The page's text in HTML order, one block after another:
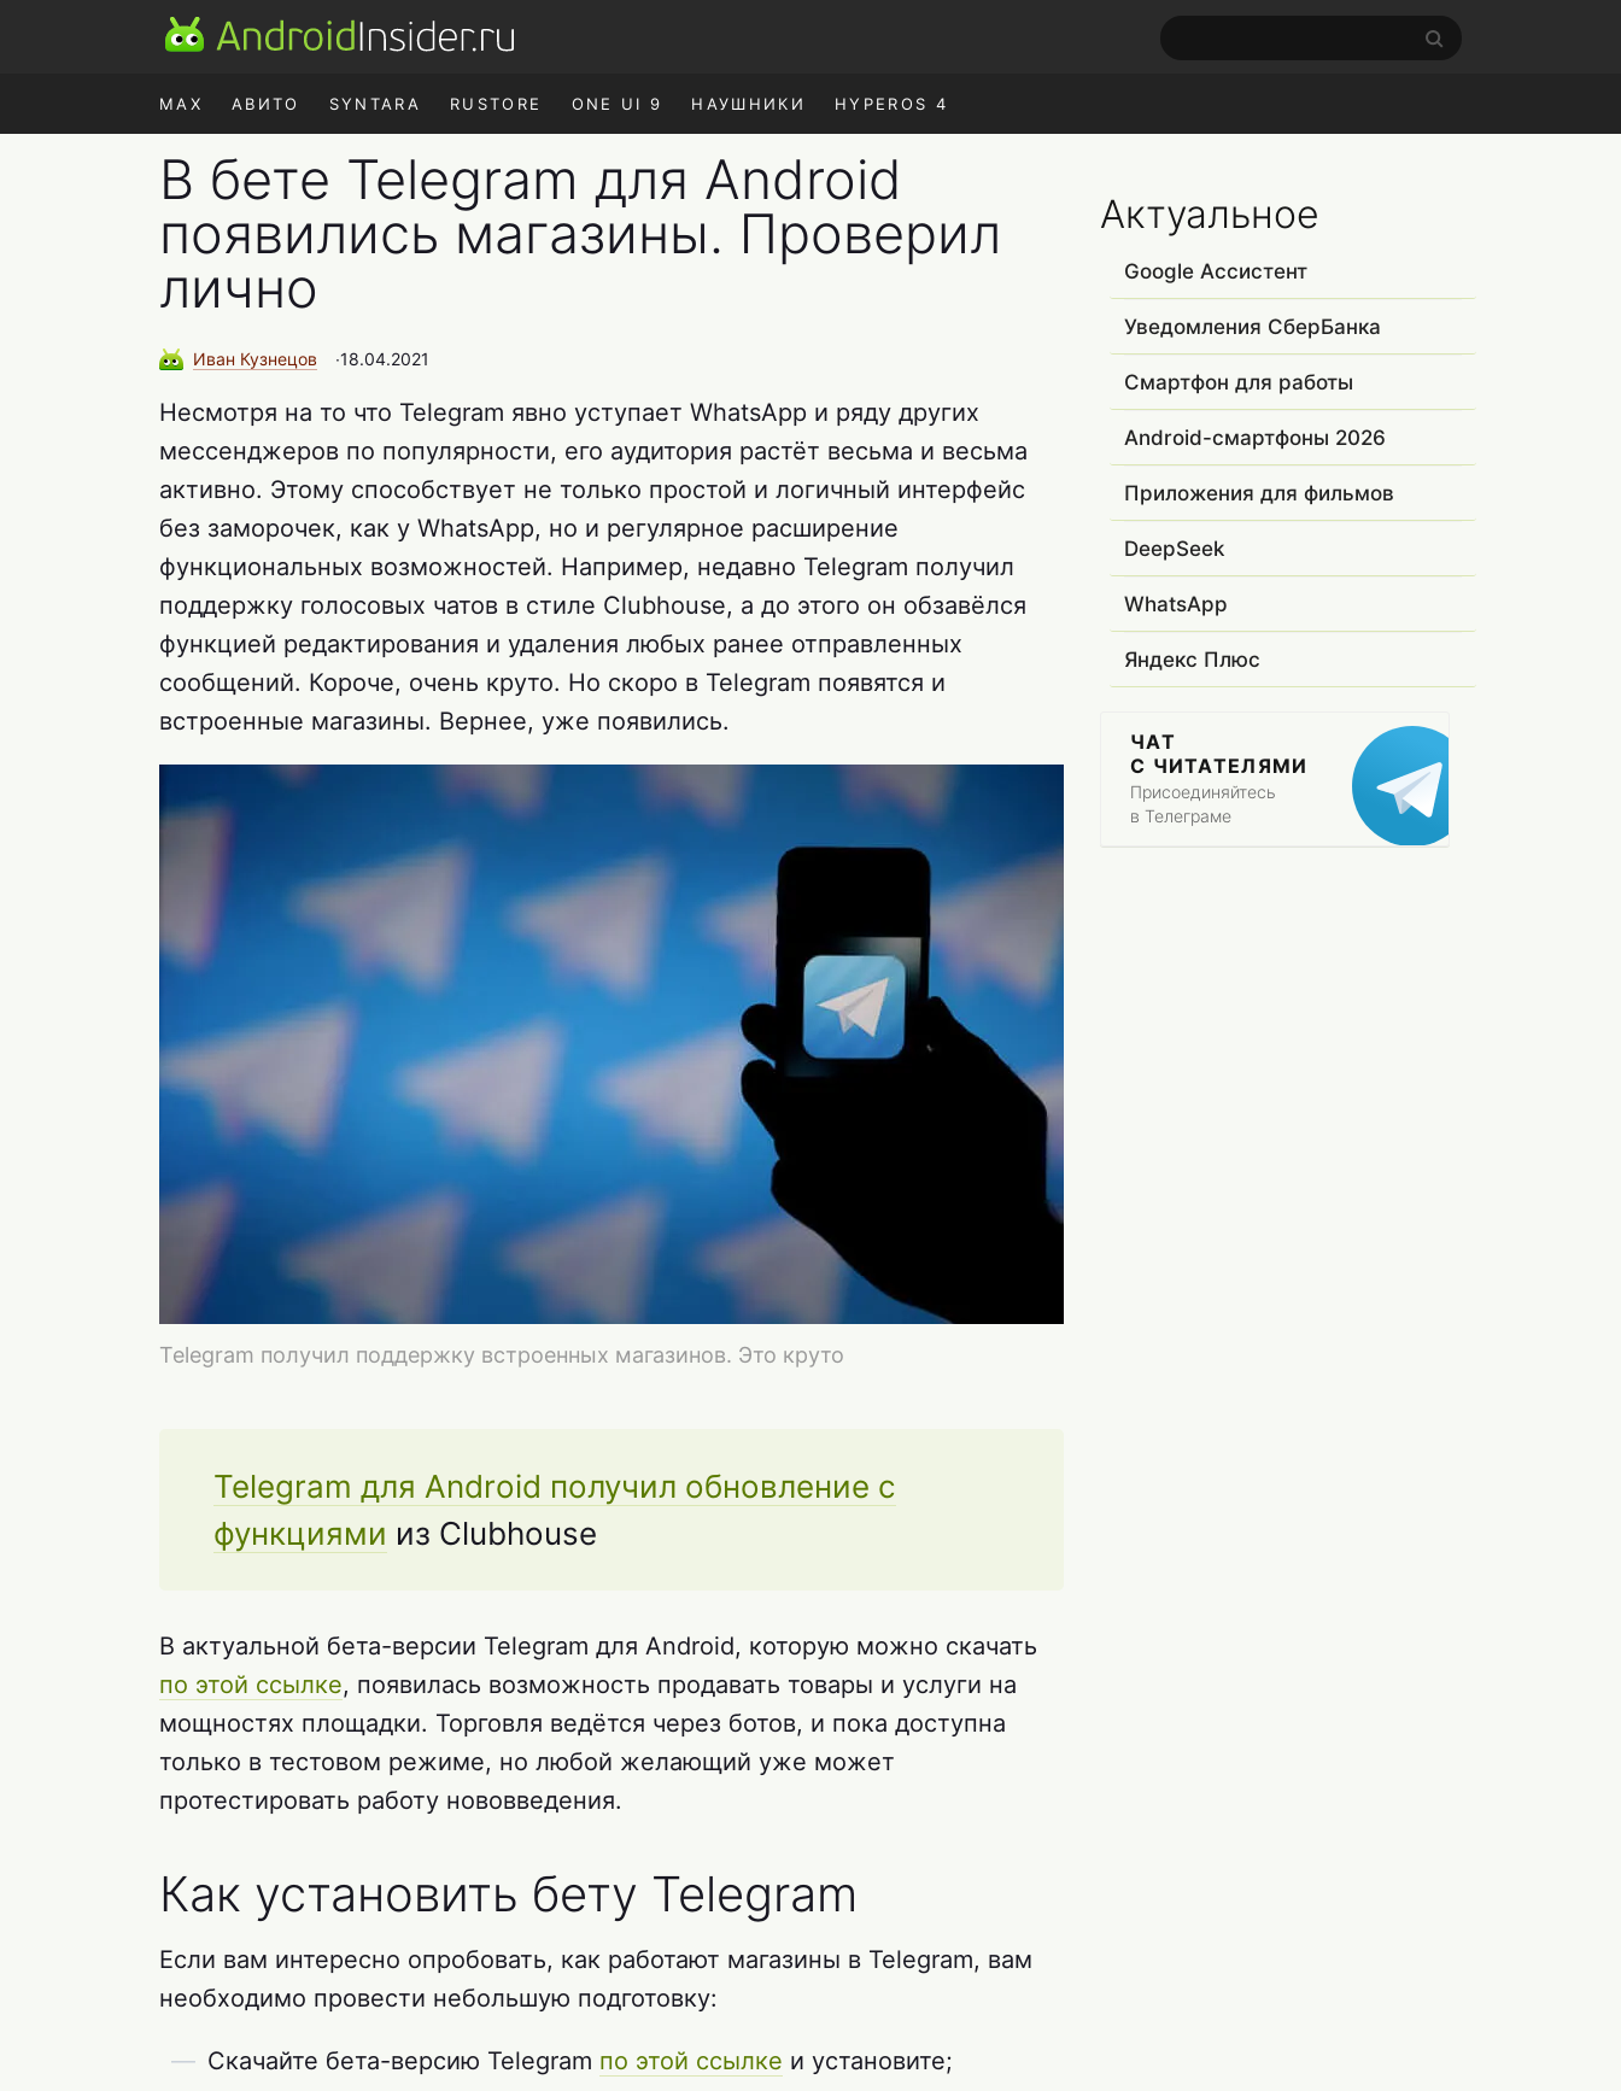
MAX АВИТО SYNTARA RUSTORE ONE UI 9 НАУШНИКИ HYPEROS 4
В бете Telegram для Android
появились магазины. Проверил
лично
Иван Кузнецов ∙18.04.2021
Несмотря на то что Telegram явно уступает WhatsApp и ряду других
мессенджеров по популярности, его аудитория растёт весьма и весьма
активно. Этому способствует не только простой и логичный интерфейс
без заморочек, как у WhatsApp, но и регулярное расширение
функциональных возможностей. Например, недавно Telegram получил
поддержку голосовых чатов в стиле Clubhouse, а до этого он обзавёлся
функцией редактирования и удаления любых ранее отправленных
сообщений. Короче, очень круто. Но скоро в Telegram появятся и
встроенные магазины. Вернее, уже появились.
Telegram получил поддержку встроенных магазинов. Это круто
Telegram для Android получил обновление с
функциями из Clubhouse
В актуальной бета-версии Telegram для Android, которую можно скачать
по этой ссылке, появилась возможность продавать товары и услуги на
мощностях площадки. Торговля ведётся через ботов, и пока доступна
только в тестовом режиме, но любой желающий уже может
протестировать работу нововведения.
Как установить бету Telegram
Если вам интересно опробовать, как работают магазины в Telegram, вам
необходимо провести небольшую подготовку:
Скачайте бета-версию Telegram по этой ссылке и установите;
Актуальное
Google Ассистент
Уведомления СберБанка
Смартфон для работы
Android-смартфоны 2026
Приложения для фильмов
DeepSeek
WhatsApp
Яндекс Плюс
ЧАТ
С ЧИТАТЕЛЯМИ
Присоединяйтесь
в Телеграме